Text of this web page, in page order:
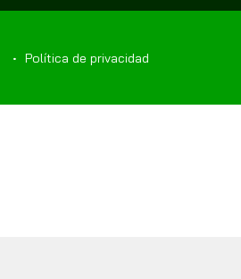
Política de privacidad